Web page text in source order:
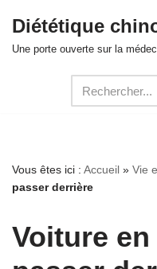
Aller
Diététique
Une porte ouverte sur la
Vous êtes ici : Accueil » Vie
passer derrière
Voiture